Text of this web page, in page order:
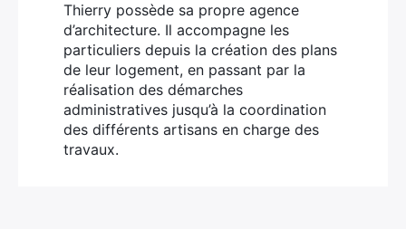
Thierry possède sa propre agence
d’architecture. Il accompagne les
particuliers depuis la création des plans
de leur logement, en passant par la
réalisation des démarches
administratives jusqu’à la coordination
des différents artisans en charge des
travaux.